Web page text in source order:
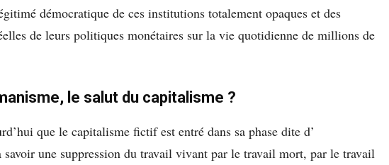
démocratique de ces institutions totalement opaques et des
de leurs politiques monétaires sur la vie quotidienne de millions de
le salut du capitalisme ?
que le capitalisme fictif est entré dans sa phase dite d’
savoir une suppression du travail vivant par le travail mort, par le travail